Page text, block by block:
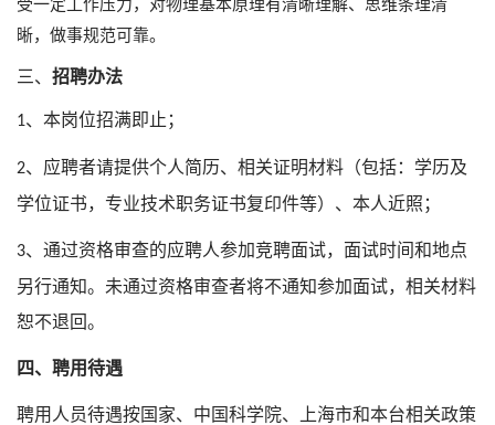
受一定工作压力，对物理基本原理有清晰理解、思维条理清
晰，做事规范可靠。
三、 招聘办法
1、本岗位招满即止；
2、 应聘者请提供个人简历、 相关证明材料（包括：学历及
学位证书，专业技术职务证书复印件等） 、 本人近照 ；
3、 通过资格审查的应聘人参加竞聘面试，面试时间和地点
另行通知。未通过资格审查者将不通知参加面试，相关材料
恕不退回。
四、聘用待遇
聘用人员待遇按国家、中国科学院、上海市和本台相关政策